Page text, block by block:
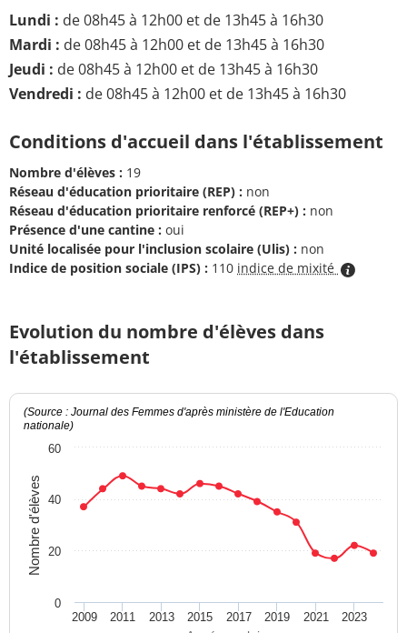
Lundi : de 08h45 à 12h00 et de 13h45 à 16h30
Mardi : de 08h45 à 12h00 et de 13h45 à 16h30
Jeudi : de 08h45 à 12h00 et de 13h45 à 16h30
Vendredi : de 08h45 à 12h00 et de 13h45 à 16h30
Conditions d'accueil dans l'établissement
Nombre d'élèves : 19
Réseau d'éducation prioritaire (REP) : non
Réseau d'éducation prioritaire renforcé (REP+) : non
Présence d'une cantine : oui
Unité localisée pour l'inclusion scolaire (Ulis) : non
Indice de position sociale (IPS) : 110 indice de mixité
Evolution du nombre d'élèves dans
l'établissement
Nombre d'élèves
(Source : Journal des Femmes d'après ministère de l'Education
nationale)
2009 2011 2013 2015 2017 2019 2021 2023
20
40
60
0